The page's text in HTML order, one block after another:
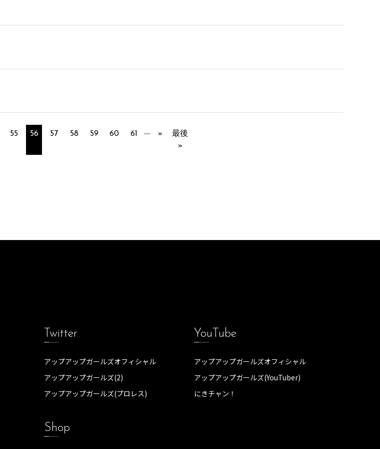
55 56 57 58 59 60 61 ... »
最後
»
Twitter
アップアップガールズオフィシャル
アップアップガールズ(2)
アップアップガールズ(プロレス)
YouTube
アップアップガールズオフィシャル
アップアップガールズ(YouTuber)
にきチャン！
Shop